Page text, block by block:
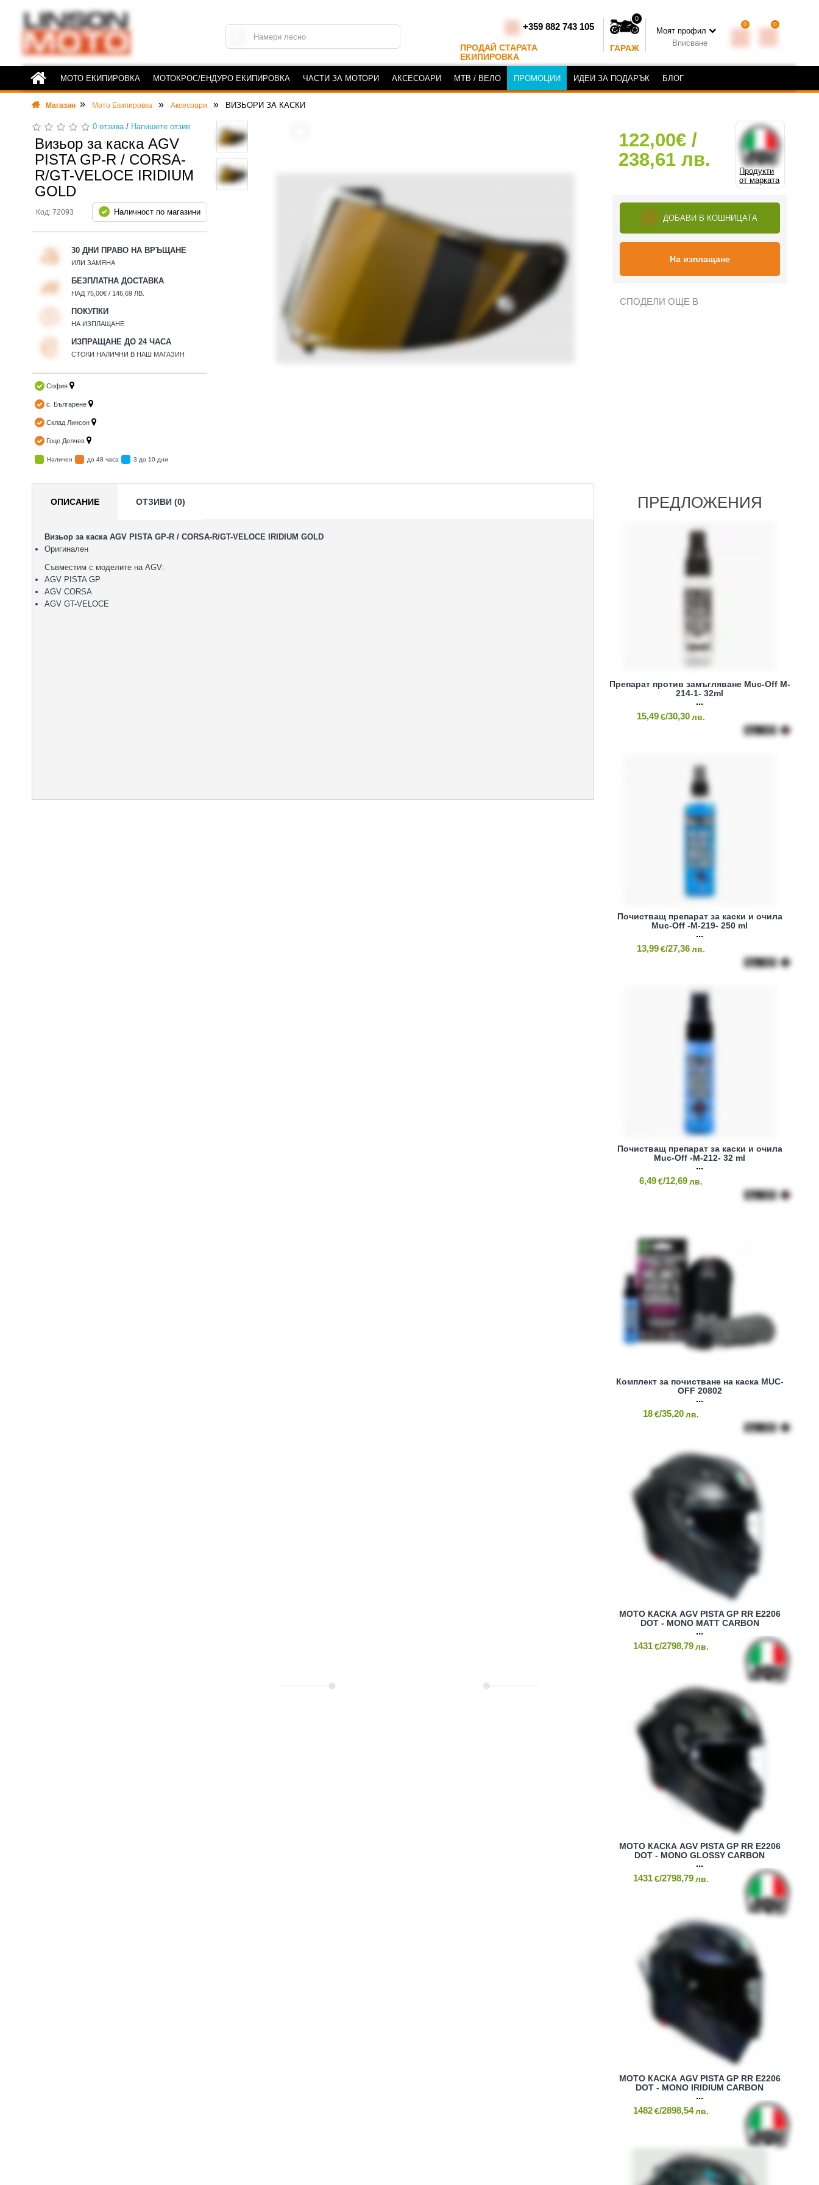
+359 882 743 105
ПРОДАЙ СТАРАТА
ЕКИПИРОВКА
0
ГАРАЖ
Моят профил
Вписване
0 0
МОТО ЕКИПИРОВКА МОТОКРОС/ЕНДУРО ЕКИПИРОВКА ЧАСТИ ЗА МОТОРИ АКСЕСОАРИ MTB / ВЕЛО ПРОМОЦИИ ИДЕИ ЗА ПОДАРЪК БЛОГ
Магазин Мото Екипировка Аксесоари ВИЗЬОРИ ЗА КАСКИ
0 отзива/ Напишете отзив
Визьор за каска AGV
PISTA GP-R / CORSA-
R/GT-VELOCE IRIDIUM
GOLD
Код: 72093 Наличност по магазини
30 ДНИ ПРАВО НА ВРЪЩАНЕ
ИЛИ ЗАМЯНА
БЕЗПЛАТНА ДОСТАВКА
НАД 75,00€ / 146,69 ЛВ.
ПОКУПКИ
НА ИЗПЛАЩАНЕ
ИЗПРАЩАНЕ ДО 24 ЧАСА
СТОКИ НАЛИЧНИ В НАШ МАГАЗИН
София
с. Българене
Склад Линсон
Гоце Делчев
Наличен до 48 часа 3 до 10 дни
Продукти
от марката
122,00€ /
238,61 лв.
ДОБАВИ В КОШНИЦАТА
На изплащане
СПОДЕЛИ ОЩЕ В
ОПИСАНИЕ ОТЗИВИ (0)
Визьор за каска AGV PISTA GP-R / CORSA-R/GT-VELOCE IRIDIUM GOLD
Оригинален
Съвместим с моделите на AGV:
AGV PISTA GP
AGV CORSA
AGV GT-VELOCE
ПРЕДЛОЖЕНИЯ
Препарат против замъгляване Muc-Off M-
214-1- 32ml
15,49 €/30,30 лв.
Почистващ препарат за каски и очила
Muc-Off -M-219- 250 ml
13,99 €/27,36 лв.
Почистващ препарат за каски и очила
Muc-Off -M-212- 32 ml
6,49 €/12,69 лв.
Комплект за почистване на каска MUC-
OFF 20802
18 €/35,20 лв.
МОТО КАСКА AGV PISTA GP RR E2206
DOT - MONO MATT CARBON
1431 €/2798,79 лв.
МОТО КАСКА AGV PISTA GP RR E2206
DOT - MONO GLOSSY CARBON
1431 €/2798,79 лв.
МОТО КАСКА AGV PISTA GP RR E2206
DOT - MONO IRIDIUM CARBON
1482 €/2898,54 лв.